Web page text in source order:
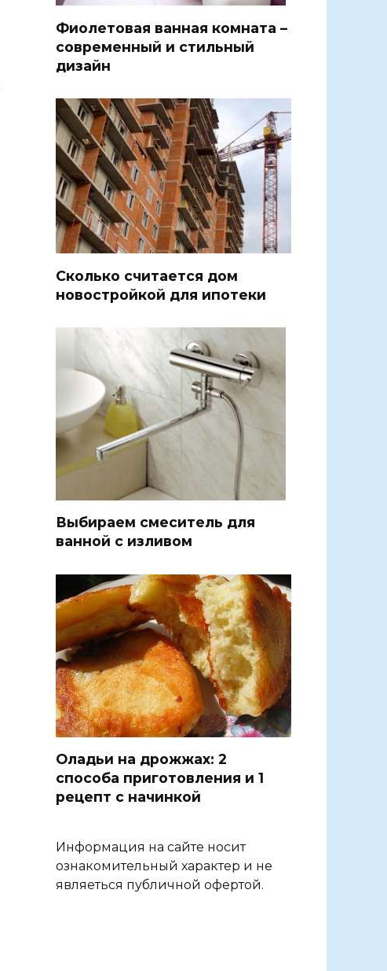
Фиолетовая ванная комната –
современный и стильный
дизайн
Сколько считается дом
новостройкой для ипотеки
Выбираем смеситель для
ванной с изливом
Оладьи на дрожжах: 2
способа приготовления и 1
рецепт с начинкой
Информация на сайте носит
ознакомительный характер и не
являеться публичной офертой.